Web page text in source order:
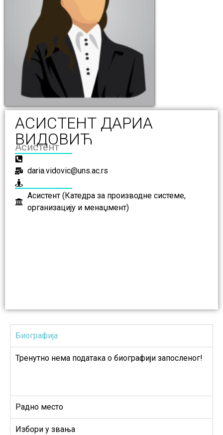
АСИСТЕНТ ДАРИА
ВИДОВИЋ
Асистент
daria.vidovic@uns.ac.rs
Асистент (Катедра за производне системе,
организацију и менаџмент)
Биографија
Тренутно нема података о биографији запосленог!
Радно место
Избори у звања